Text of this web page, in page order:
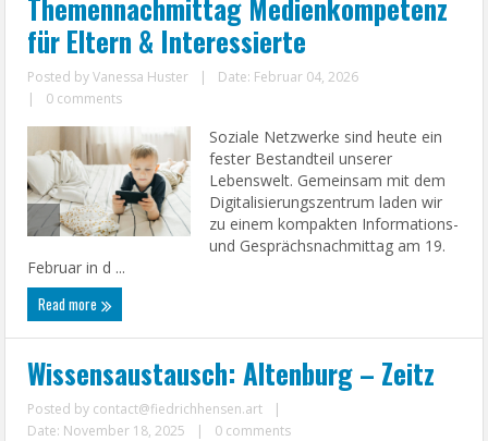
Themennachmittag Medienkompetenz
für Eltern & Interessierte
Posted byVanessa Huster |
Date: Februar 04, 2026
|
0 comments
Soziale Netzwerke sind heute ein
fester Bestandteil unserer
Lebenswelt. Gemeinsam mit dem
Digitalisierungszentrum laden wir
zu einem kompakten Informations-
und Gesprächsnachmittag am 19.
Februar in d ...
Read more
Wissensaustausch: Altenburg – Zeitz
Posted by contact@fiedrichhensen.art
|
Date: November 18, 2025
| 0 comments